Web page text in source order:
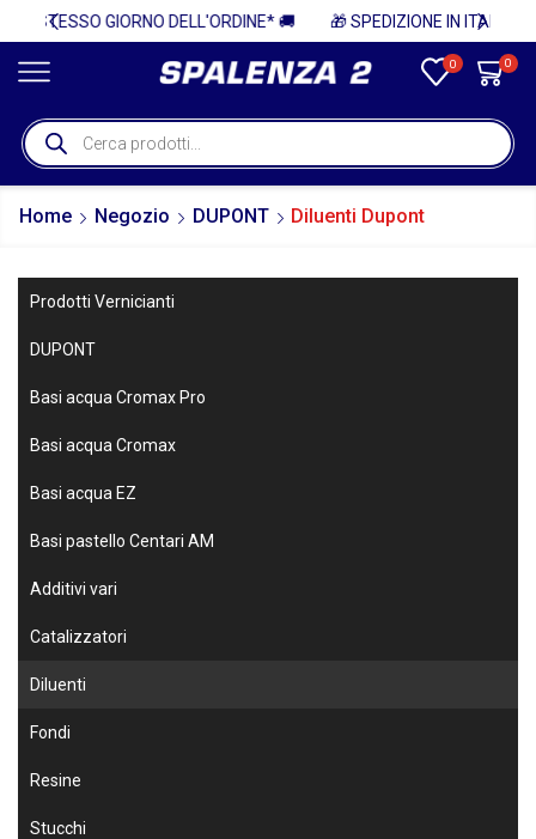
0 0
Home Negozio DUPONT Diluenti Dupont
Prodotti Vernicianti
DUPONT
Basi acqua Cromax Pro
Basi acqua Cromax
Basi acqua EZ
Basi pastello Centari AM
Additivi vari
Catalizzatori
Diluenti
Fondi
Resine
Stucchi